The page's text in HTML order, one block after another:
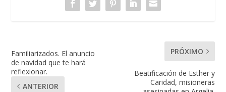
Familiarizados. El anuncio
de navidad que te hará
reflexionar.
ANTERIOR
PRÓXIMO
Beatificación de Esther y
Caridad, misioneras